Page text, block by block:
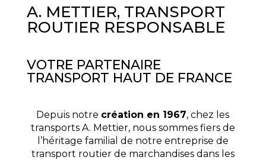
A. METTIER, TRANSPORT
ROUTIER RESPONSABLE
VOTRE PARTENAIRE
TRANSPORT HAUT DE FRANCE
Depuis notre création en 1967, chez les
transports A. Mettier, nous sommes fiers de
l’héritage familial de notre entreprise de
transport routier de marchandises dans les